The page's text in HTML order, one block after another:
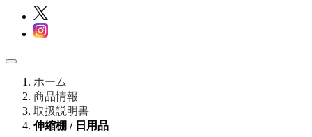
ホーム
商品情報
取扱説明書
伸縮棚 / 日用品